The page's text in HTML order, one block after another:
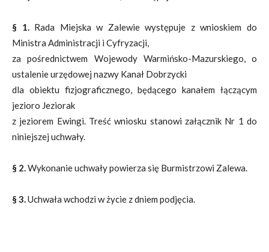
§ 1.Rada Miejska w Zalewie występuje z wnioskiem do
Ministra Administracji i Cyfryzacji,
za pośrednictwem Wojewody Warmińsko-Mazurskiego, o
ustalenie urzędowej nazwy Kanał Dobrzycki
dla obiektu fizjograficznego, będącego kanałem łączącym
jezioro Jeziorak
z jeziorem Ewingi. Treść wniosku stanowi załącznik Nr 1 do
niniejszej uchwały.
§ 2.Wykonanie uchwały powierza się Burmistrzowi Zalewa.
§ 3.Uchwała wchodzi w życie z dniem podjęcia.